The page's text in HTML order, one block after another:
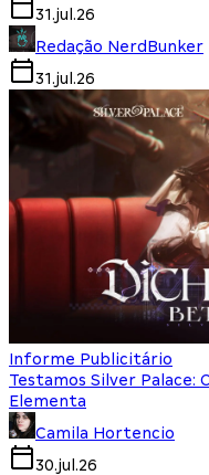
31.jul.26
Redação NerdBunker
31.jul.26
Informe Publicitário
Testamos Silver Palace:
Elementa
Camila Hortencio
30.jul.26